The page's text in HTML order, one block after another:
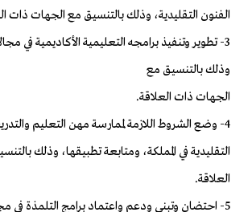
الفنون التقليدية، وذلك بالتنسيق مع الجهات ذات
3- تطوير وتنفيذ برامجه التعليمية الأكاديمية في
وذلك بالتنسيق مع
الجهات ذات العلاقة.
4- وضع الشروط اللازمة لممارسة مهن التعليم
التقليدية في المملكة، ومتابعة تطبيقها، وذلك
العلاقة.
5- احتضان وتبني ودعم واعتماد برامج التلمذة في